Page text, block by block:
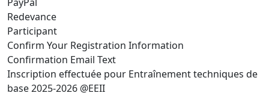
PayPal
Redevance
Participant
Confirm Your Registration Information
Confirmation Email Text
Inscription effectuée pour Entraînement techniques de
base 2025-2026 @EEII